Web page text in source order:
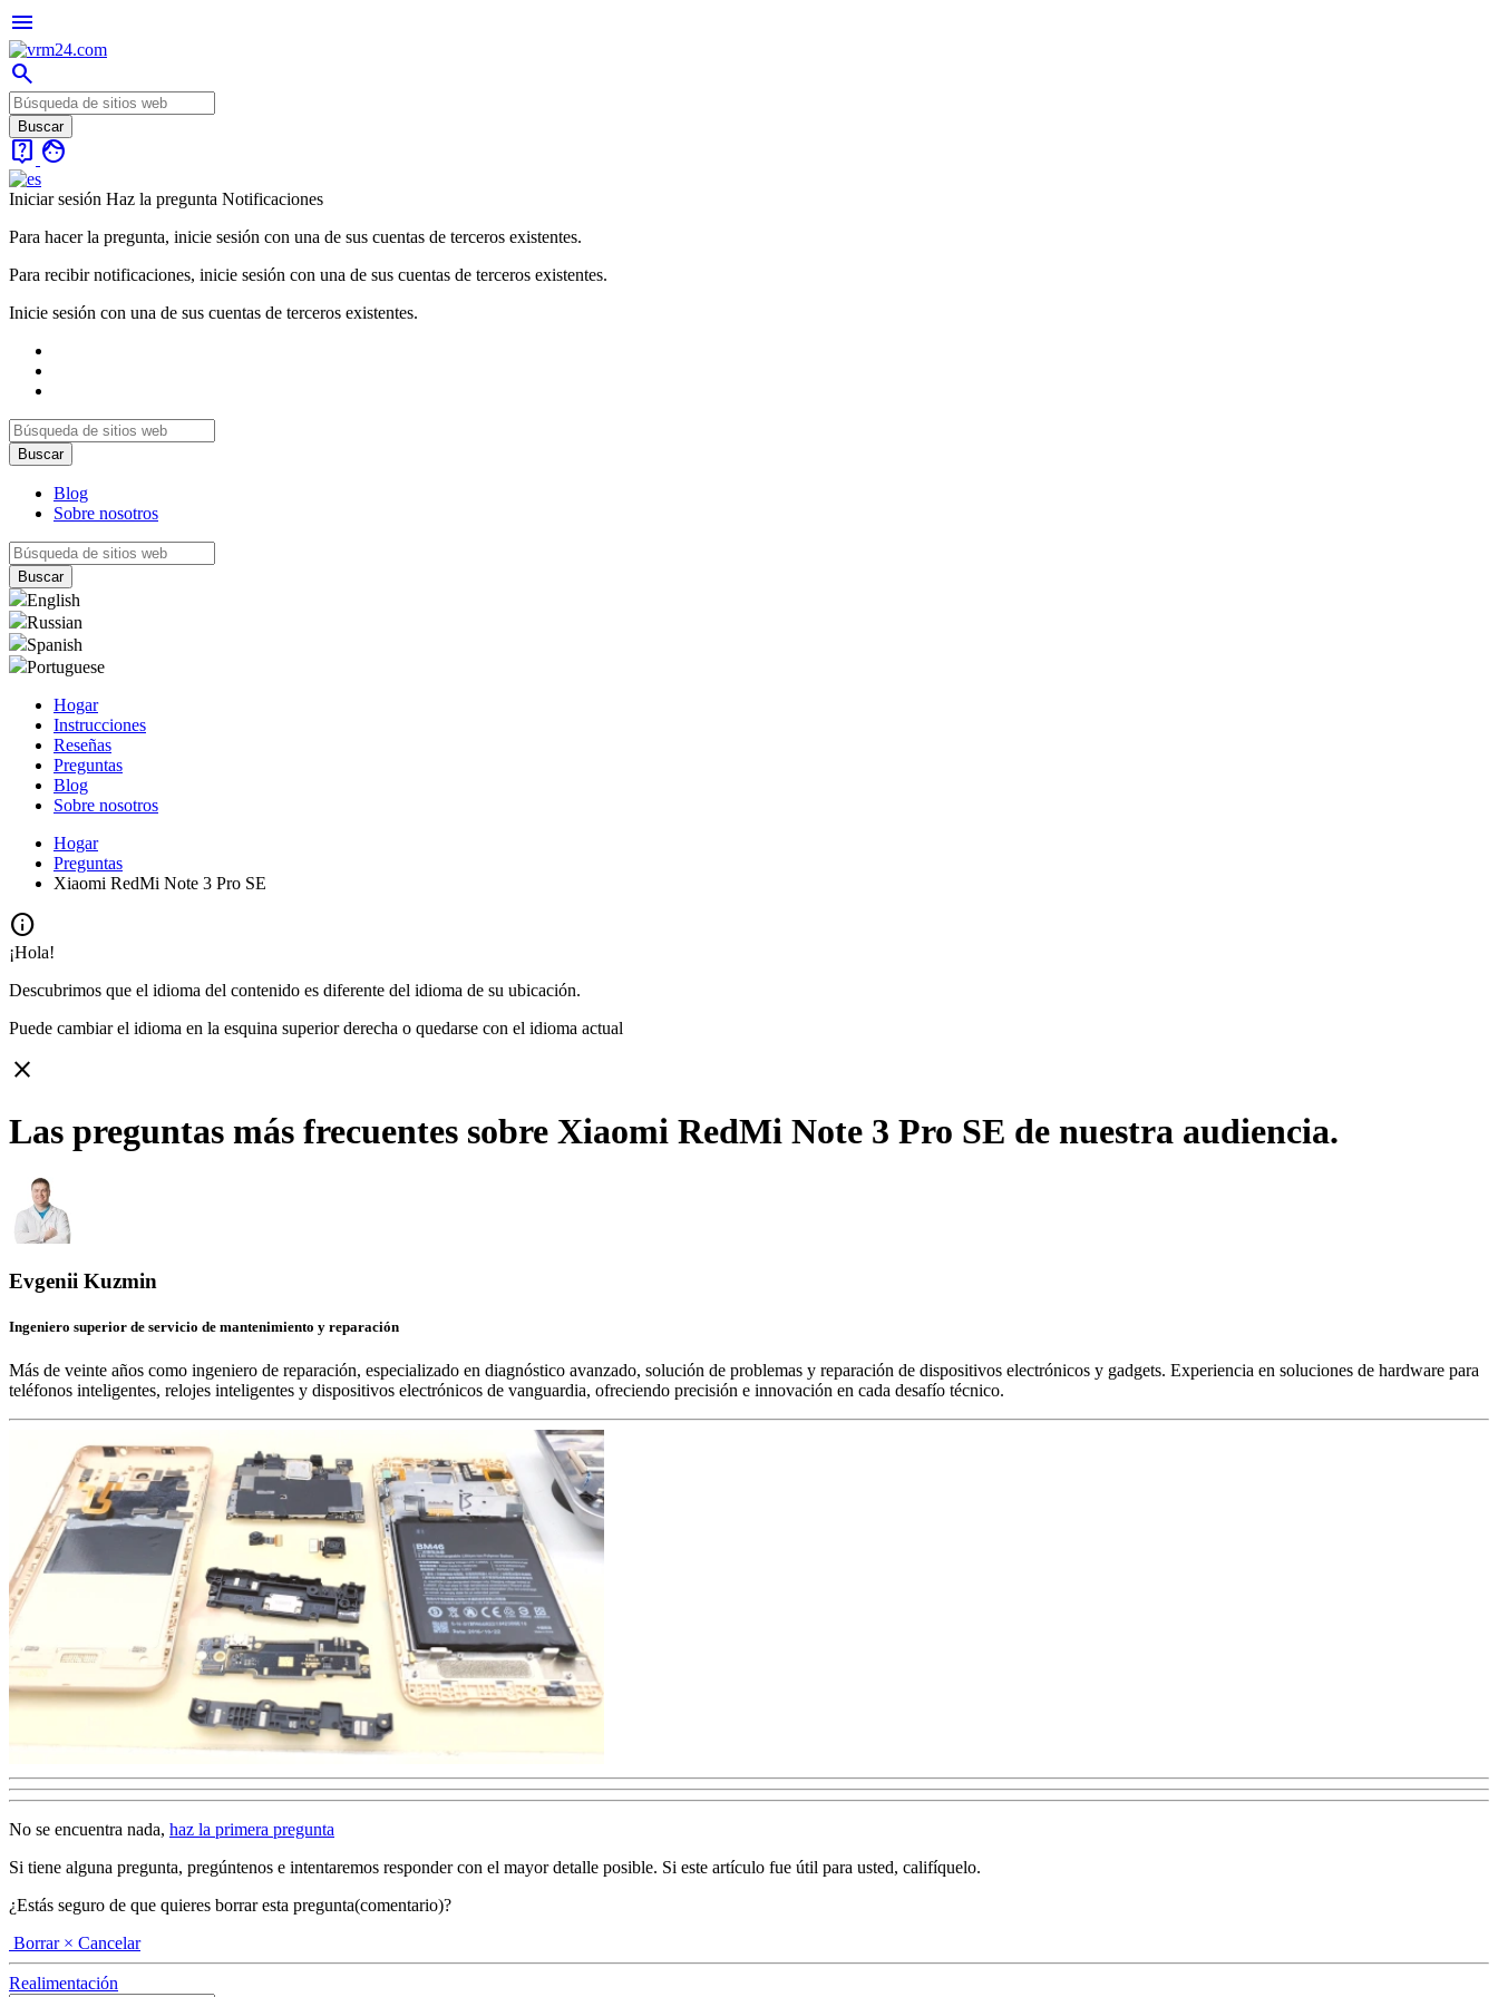
menu
search
live_help face
Iniciar sesión Haz la pregunta Notificaciones
Para hacer la pregunta, inicie sesión con una de sus cuentas de terceros existentes.
Para recibir notificaciones, inicie sesión con una de sus cuentas de terceros existentes.
Inicie sesión con una de sus cuentas de terceros existentes.
Blog
Sobre nosotros
English
Russian
Spanish
Portuguese
Hogar
Instrucciones
Reseñas
Preguntas
Blog
Sobre nosotros
Hogar
Preguntas
Xiaomi RedMi Note 3 Pro SE
info
¡Hola!
Descubrimos que el idioma del contenido es diferente del idioma de su ubicación.
Puede cambiar el idioma en la esquina superior derecha o quedarse con el idioma actual
close
Las preguntas más frecuentes sobre Xiaomi RedMi Note 3 Pro SE de nuestra audiencia.
Evgenii Kuzmin
Ingeniero superior de servicio de mantenimiento y reparación
Más de veinte años como ingeniero de reparación, especializado en diagnóstico avanzado, solución de problemas y reparación de dispositivos electrónicos y gadgets. Experiencia en soluciones de hardware para
teléfonos inteligentes, relojes inteligentes y dispositivos electrónicos de vanguardia, ofreciendo precisión e innovación en cada desafío técnico.
No se encuentra nada, haz la primera pregunta
Si tiene alguna pregunta, pregúntenos e intentaremos responder con el mayor detalle posible. Si este artículo fue útil para usted, califíquelo.
¿Estás seguro de que quieres borrar esta pregunta(comentario)?
Borrar × Cancelar
Realimentación